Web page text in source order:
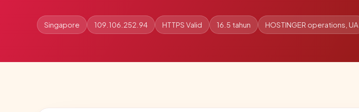
Singapore 109.106.252.94 HTTPS Valid 16.5 tahun HOSTINGER operations, UA